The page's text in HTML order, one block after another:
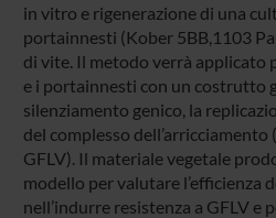
in vitro e rigenerazione di una
portainnesti (Kober 5BB,1103
di vite. Il metodo verrà applicato
e i portainnesti con un costrutto
silenziamento genico, la
del complesso
GFLV). Il materiale vegetale
modello per valutare l’efficienza
nell’indurre resistenza a GFLV e